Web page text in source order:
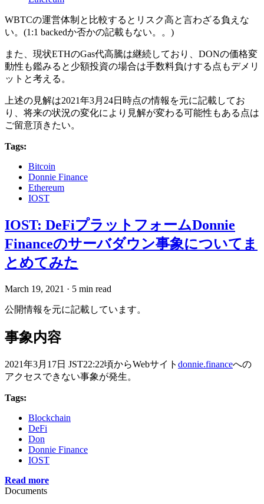
WBTCの運営体制と比較するとリスク高と言わざる負えな
い。(1:1 backedか否かの記載もない。。)
また、現状ETHのGas代高騰は継続しており、DONの価格変
動性も鑑みると少額投資の場合は手数料負けする点もデメリ
ットと考える。
上述の見解は2021年3月24日時点の情報を元に記載してお
り、将来の状況の変化により見解が変わる可能性もある点は
ご留意頂きたい。
Tags:
Bitcoin
Donnie Finance
Ethereum
IOST
IOST: DeFiプラットフォームDonnie
Financeのサーバダウン事象についてま
とめてみた
March 19, 2021 · 5 min read
公開情報を元に記載しています。
事象内容
2021年3月17日 JST22:22頃からWebサイト donnie.financeへの
アクセスできない事象が発生。
Tags:
Blockchain
DeFi
Don
Donnie Finance
IOST
Read more
Documents